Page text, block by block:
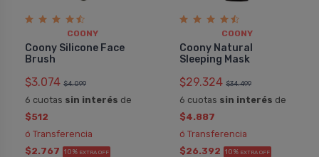
COONY
Coony Silicone Face
Brush
$3.074 $4.099
6 cuotas sin interés de
$512
ó Transferencia
$2.767 10% EXTRA OFF
COONY
Coony Natural
Sleeping Mask
$29.324 $34.499
6 cuotas sin interés de
$4.887
ó Transferencia
$26.392 10% EXTRA OFF